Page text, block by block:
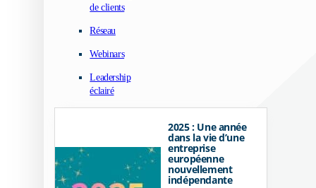
de clients
Réseau
Webinars
Leadership
éclairé
2025 : Une année
dans la vie d’une
entreprise
européenne
nouvellement
indépendante